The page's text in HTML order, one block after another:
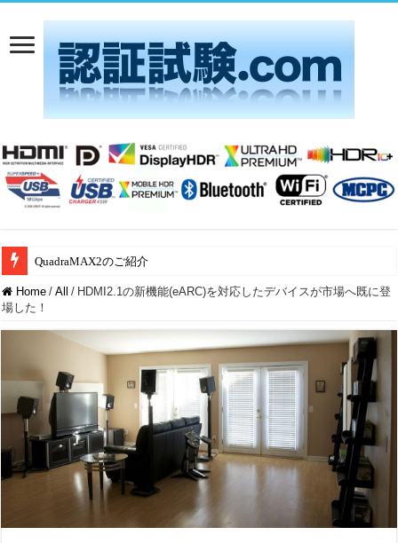
QuadraMAX2のご紹介
Aliro 1.0 認証試験：アリオンは日本唯一のAliro ATLとして運営開始
Home / All / HDMI2.1の新機能(eARC)を対応したデバイスが市場へ既に登
場した！